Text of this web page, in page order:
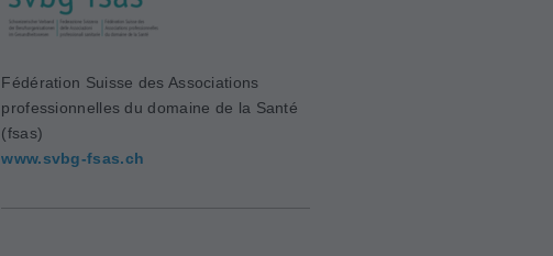
Fédération Suisse des Associations
professionnelles du domaine de la Santé
(fsas)
www.svbg-fsas.ch